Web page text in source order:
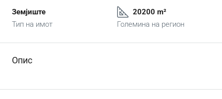
Земјиште
Тип на имот
20200 m²
Големина на регион
Опис